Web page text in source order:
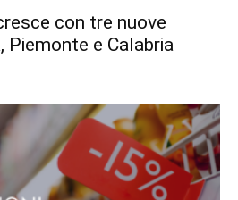
con tre nuove
Piemonte e Calabria